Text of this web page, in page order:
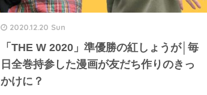
2020.12.20 Sun
「THE W 2020」準優勝の紅しょうが│毎
日全巻持参した漫画が友だち作りのきっ
かけに？